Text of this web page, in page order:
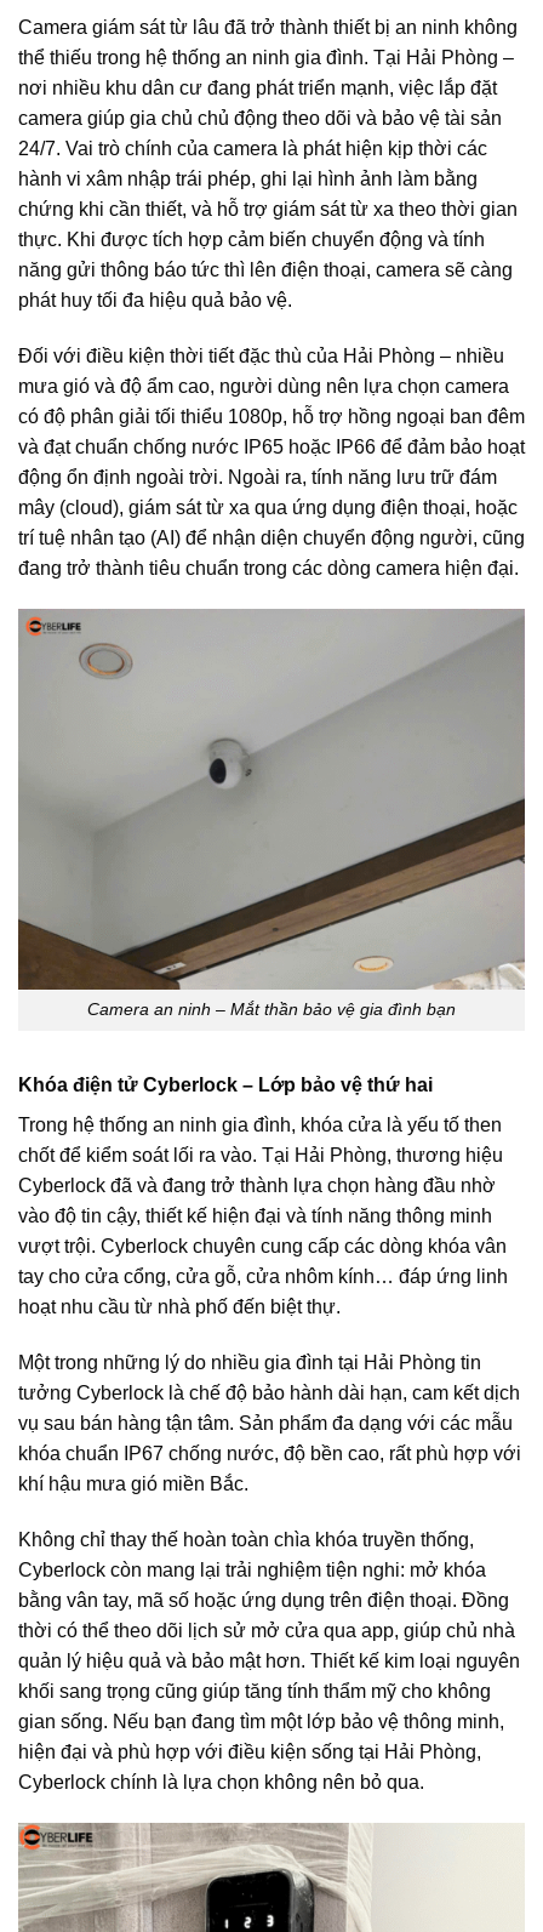
Camera giám sát từ lâu đã trở thành thiết bị an ninh không
thể thiếu trong hệ thống an ninh gia đình. Tại Hải Phòng –
nơi nhiều khu dân cư đang phát triển mạnh, việc lắp đặt
camera giúp gia chủ chủ động theo dõi và bảo vệ tài sản
24/7. Vai trò chính của camera là phát hiện kịp thời các
hành vi xâm nhập trái phép, ghi lại hình ảnh làm bằng
chứng khi cần thiết, và hỗ trợ giám sát từ xa theo thời gian
thực. Khi được tích hợp cảm biến chuyển động và tính
năng gửi thông báo tức thì lên điện thoại, camera sẽ càng
phát huy tối đa hiệu quả bảo vệ.
Đối với điều kiện thời tiết đặc thù của Hải Phòng – nhiều
mưa gió và độ ẩm cao, người dùng nên lựa chọn camera
có độ phân giải tối thiểu 1080p, hỗ trợ hồng ngoại ban đêm
và đạt chuẩn chống nước IP65 hoặc IP66 để đảm bảo hoạt
động ổn định ngoài trời. Ngoài ra, tính năng lưu trữ đám
mây (cloud), giám sát từ xa qua ứng dụng điện thoại, hoặc
trí tuệ nhân tạo (AI) để nhận diện chuyển động người, cũng
đang trở thành tiêu chuẩn trong các dòng camera hiện đại.
Camera an ninh – Mắt thần bảo vệ gia đình bạn
Khóa điện tử Cyberlock – Lớp bảo vệ thứ hai
Trong hệ thống an ninh gia đình, khóa cửa là yếu tố then
chốt để kiểm soát lối ra vào. Tại Hải Phòng, thương hiệu
Cyberlock đã và đang trở thành lựa chọn hàng đầu nhờ
vào độ tin cậy, thiết kế hiện đại và tính năng thông minh
vượt trội. Cyberlock chuyên cung cấp các dòng khóa vân
tay cho cửa cổng, cửa gỗ, cửa nhôm kính… đáp ứng linh
hoạt nhu cầu từ nhà phố đến biệt thự.
Một trong những lý do nhiều gia đình tại Hải Phòng tin
tưởng Cyberlock là chế độ bảo hành dài hạn, cam kết dịch
vụ sau bán hàng tận tâm. Sản phẩm đa dạng với các mẫu
khóa chuẩn IP67 chống nước, độ bền cao, rất phù hợp với
khí hậu mưa gió miền Bắc.
Không chỉ thay thế hoàn toàn chìa khóa truyền thống,
Cyberlock còn mang lại trải nghiệm tiện nghi: mở khóa
bằng vân tay, mã số hoặc ứng dụng trên điện thoại. Đồng
thời có thể theo dõi lịch sử mở cửa qua app, giúp chủ nhà
quản lý hiệu quả và bảo mật hơn. Thiết kế kim loại nguyên
khối sang trọng cũng giúp tăng tính thẩm mỹ cho không
gian sống. Nếu bạn đang tìm một lớp bảo vệ thông minh,
hiện đại và phù hợp với điều kiện sống tại Hải Phòng,
Cyberlock chính là lựa chọn không nên bỏ qua.